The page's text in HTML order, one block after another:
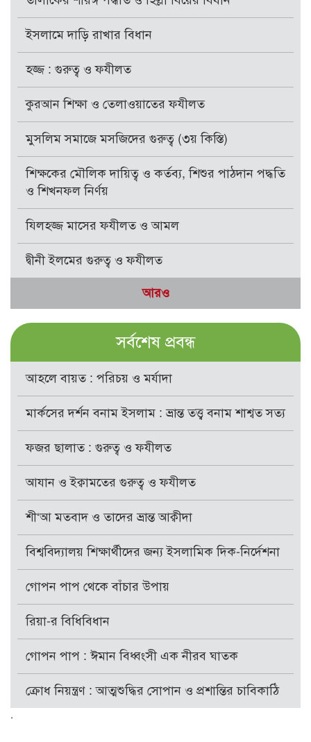
ইসলামে দাড়ি রাখার বিধান
হজ্জ : গুরুত্ব ও ফযীলত
কুরআন শিক্ষা ও তেলাওয়াতের ফযীলত
মুসলিম সমাজে মসজিদের গুরুত্ব (৩য় কিস্তি)
শিক্ষকের মৌলিক দায়িত্ব ও কর্তব্য, শিশুর পাঠদান পদ্ধতি
ও শিখনফল নির্ণয়
যিলহজ্জ মাসের ফযীলত ও আমল
দ্বীনী ইলমের গুরুত্ব ও ফযীলত
আরও
সর্বশেষ প্রবন্ধ
আহলে বায়ত : পরিচয় ও মর্যাদা
মার্কসের দর্শন বনাম ইসলাম : ভ্রান্ত তত্ত্ব বনাম শাশ্বত সত্য
ফজর ছালাত : গুরুত্ব ও ফযীলত
আযান ও ইক্বামতের গুরুত্ব ও ফযীলত
শী‘আ মতবাদ ও তাদের ভ্রান্ত আক্বীদা
বিশ্ববিদ্যালয় শিক্ষার্থীদের জন্য ইসলামিক দিক-নির্দেশনা
গোপন পাপ থেকে বাঁচার উপায়
রিয়া-র বিধিবিধান
গোপন পাপ : ঈমান বিধ্বংসী এক নীরব ঘাতক
ক্রোধ নিয়ন্ত্রণ : আত্মশুদ্ধির সোপান ও প্রশান্তির চাবিকাঠি
.